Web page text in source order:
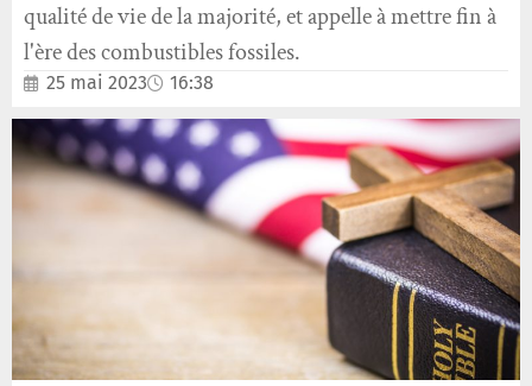
qualité de vie de la majorité, et appelle à mettre fin à
l'ère des combustibles fossiles.
25 mai 2023 16:38